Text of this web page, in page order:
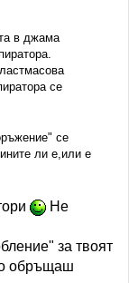
в джама
се
се
ли е,или е
Не
за твоят
обръщаш